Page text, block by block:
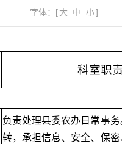
字体： [大 中 小]
科室职责
负责处理县委农办日常事务
转，承担信息、安全、保密